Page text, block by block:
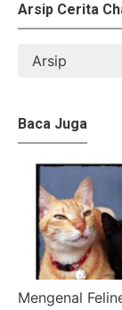
Arsip Cerita
Baca Juga
Mengenal